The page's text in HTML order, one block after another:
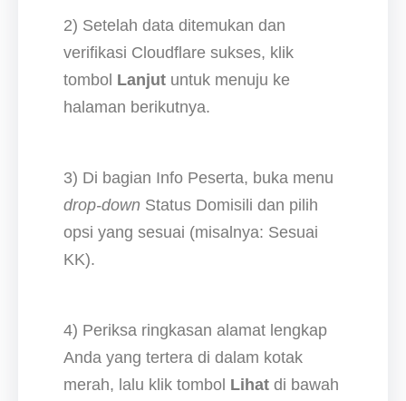
2) Setelah data ditemukan dan
verifikasi Cloudflare sukses, klik
tombol Lanjut untuk menuju ke
halaman berikutnya.
3) Di bagian Info Peserta, buka menu
drop-down Status Domisili dan pilih
opsi yang sesuai (misalnya: Sesuai
KK).
4) Periksa ringkasan alamat lengkap
Anda yang tertera di dalam kotak
merah, lalu klik tombol Lihat di bawah